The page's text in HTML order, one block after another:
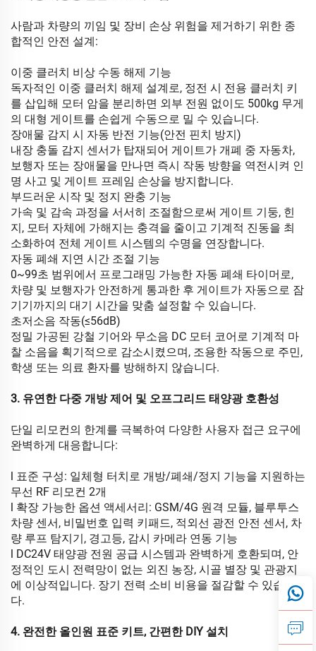
사람과 차량의 끼임 및 장비 손상 위험을 제거하기 위한 종
합적인 안전 설계:
이중 클러치 비상 수동 해제 기능
독자적인 이중 클러치 해제 설계로, 정전 시 전용 클러치 키
를 삽입해 모터 암을 분리하면 외부 전원 없이도 500kg 무게
의 대형 게이트를 손쉽게 수동으로 밀 수 있습니다.
장애물 감지 시 자동 반전 기능(안전 핀치 방지)
내장 충돌 감지 센서가 탑재되어 게이트가 개폐 중 자동차,
보행자 또는 장애물을 만나면 즉시 작동 방향을 역전시켜 인
명 사고 및 게이트 프레임 손상을 방지합니다.
부드러운 시작 및 정지 완충 기능
가속 및 감속 과정을 서서히 조절함으로써 게이트 기둥, 힌
지, 모터 자체에 가해지는 충격을 줄이고 기계적 진동을 최
소화하여 전체 게이트 시스템의 수명을 연장합니다.
자동 폐쇄 지연 시간 조절 기능
0~99초 범위에서 프로그래밍 가능한 자동 폐쇄 타이머로,
차량 및 보행자가 안전하게 통과한 후 게이트가 자동으로 잠
기기까지의 대기 시간을 맞춤 설정할 수 있습니다.
초저소음 작동(≤56dB)
정밀 가공된 강철 기어와 무소음 DC 모터 코어로 기계적 마
찰 소음을 획기적으로 감소시켰으며, 조용한 작동으로 주민,
학생 또는 의료 환자를 방해하지 않습니다.
3. 유연한 다중 개방 제어 및 오프그리드 태양광 호환성
단일 리모컨의 한계를 극복하여 다양한 사용자 접근 요구에
완벽하게 대응합니다:
l 표준 구성: 일체형 터치로 개방/폐쇄/정지 기능을 지원하는
무선 RF 리모컨 2개
l 확장 가능한 옵션 액세서리: GSM/4G 원격 모듈, 블루투스
차량 센서, 비밀번호 입력 키패드, 적외선 광전 안전 센서, 차
량 루프 탐지기, 경고등, 감시 카메라 연동 기능
l DC24V 태양광 전원 공급 시스템과 완벽하게 호환되며, 안
정적인 도시 전력망이 없는 외진 농장, 시골 별장 및 관광지
에 이상적입니다. 장기 전력 소비 비용을 절감할 수 있습니
다.
4. 완전한 올인원 표준 키트, 간편한 DIY 설치